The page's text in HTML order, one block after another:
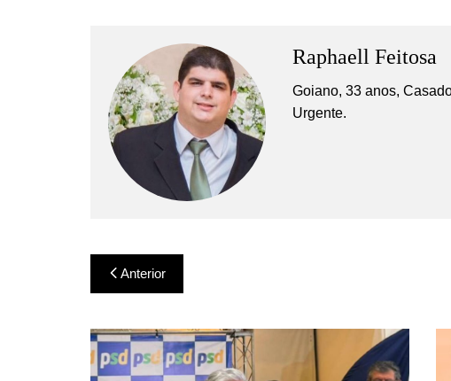
Raphaell Feitosa
Goiano, 33 anos,
Urgente.
Navegação
de
Post
Anterior